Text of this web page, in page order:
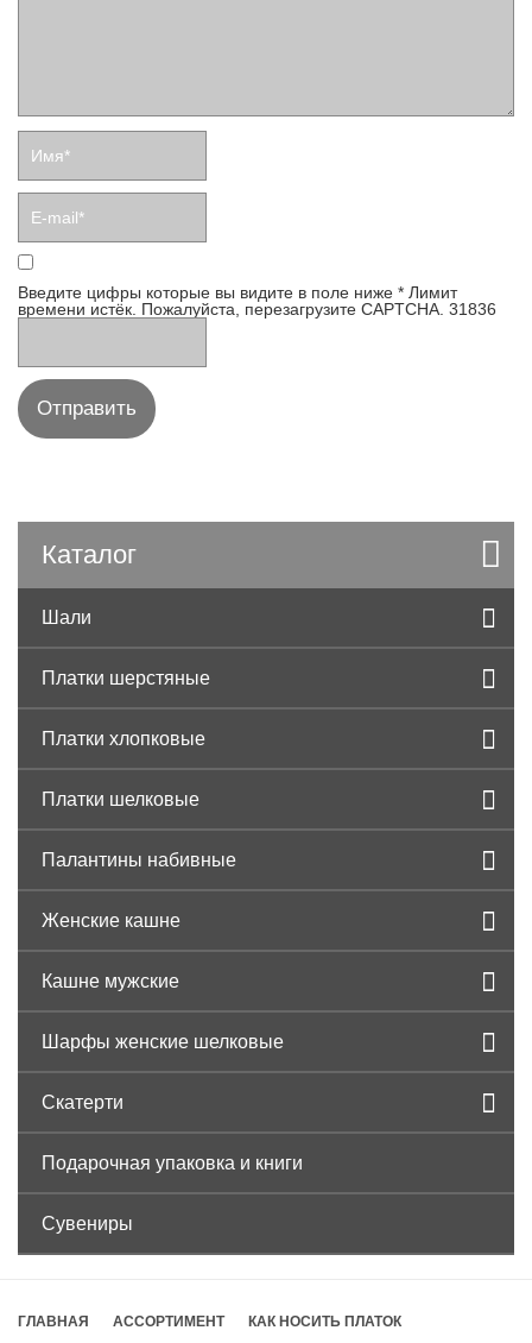
Введите цифры которые вы видите в поле ниже * Лимит
времени истёк. Пожалуйста, перезагрузите CAPTCHA. 31836
Каталог
Шали
Платки шерстяные
Платки хлопковые
Платки шелковые
Палантины набивные
Женские кашне
Кашне мужские
Шарфы женские шелковые
Скатерти
Подарочная упаковка и книги
Сувениры
ГЛАВНАЯ АССОРТИМЕНТ КАК НОСИТЬ ПЛАТОК